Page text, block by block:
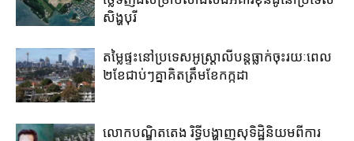
សិង្ហបុរី​
តម្លៃ​ផ្ទះ​នៅ​ប្រទេស​អូស្ត្រាលី​បន្ត​ធ្លាក់​ចុះ​រយៈ​ពេល​
២​ខែ​ជាប់ៗ​គ្នា​គិត​ត្រឹម​ខែ​កក្កដា​
លោកបណ្ឌិតតេង រិទ្ធីបង្ហាញសុទិដ្ឋិនិយមពីការ